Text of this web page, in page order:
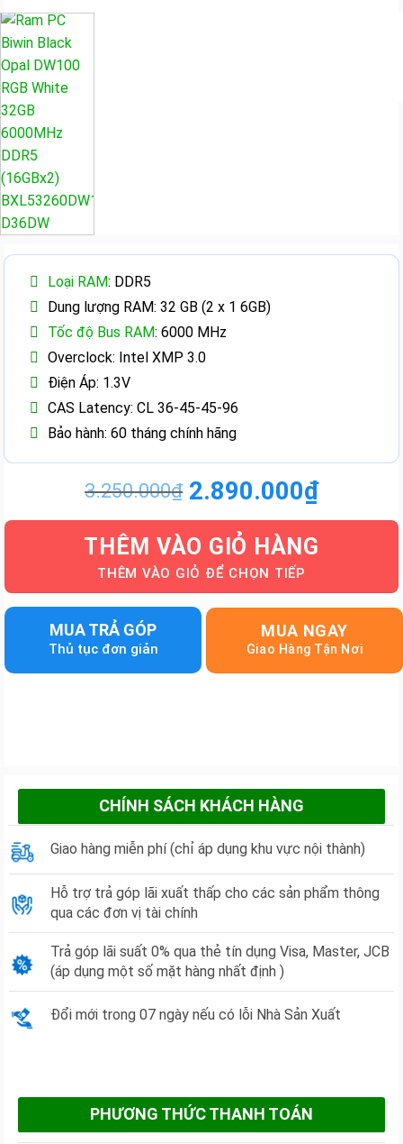
Loại RAM: DDR5
Dung lượng RAM: 32 GB (2 x 1 6GB)
Tốc độ Bus RAM: 6000 MHz
Overclock: Intel XMP 3.0
Điện Áp: 1.3V
CAS Latency: CL 36-45-45-96
Bảo hành: 60 tháng chính hãng
3.250.000₫
Giá
gốc
là:
3.250.000₫.
2.890.000₫
Giá
hiện
tại
là:
2.890.000₫.
THÊM VÀO GIỎ HÀNG
MUA TRẢ GÓP MUA NGAY
CHÍNH SÁCH KHÁCH HÀNG
Giao hàng miễn phí (chỉ áp dụng khu vực nội thành)
Hỗ trợ trả góp lãi xuất thấp cho các sản phẩm thông
qua các đơn vị tài chính
Trả góp lãi suất 0% qua thẻ tín dụng Visa, Master, JCB
(áp dụng một số mặt hàng nhất định )
Đổi mới trong 07 ngày nếu có lỗi Nhà Sản Xuất
PHƯƠNG THỨC THANH TOÁN